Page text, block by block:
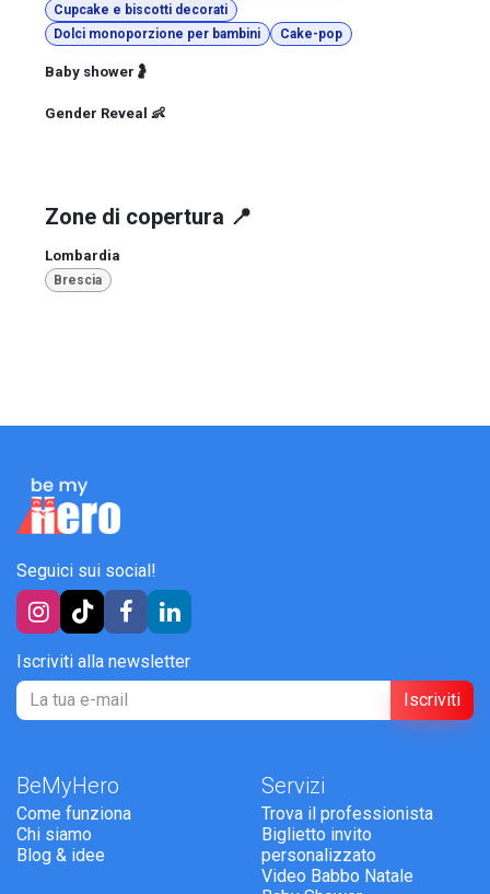
Cupcake e biscotti decorati
Dolci monoporzione per bambini
Cake-pop
Baby shower🤰
Gender Reveal 👶
Zone di copertura 📍
Lombardia
Brescia
Seguici sui social!
Iscriviti alla newsletter
Iscriviti
BeMyHero
Come funziona
Chi siamo
Blog & idee
Servizi
Trova il professionista
Biglietto invito
personalizzato
Video Babbo Natale